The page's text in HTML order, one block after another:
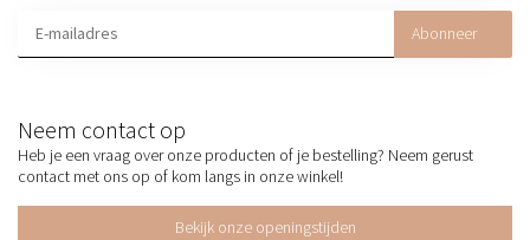
Neem contact op
Heb je een vraag over onze producten of je bestelling? Neem gerust
contact met ons op of kom langs in onze winkel!
Bekijk onze openingstijden
Abonneer